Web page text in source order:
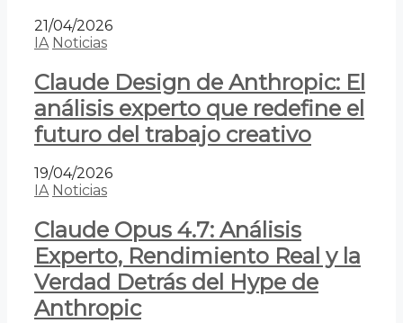
21/04/2026
IA Noticias
Claude Design de Anthropic: El
análisis experto que redefine el
futuro del trabajo creativo
19/04/2026
IA Noticias
Claude Opus 4.7: Análisis
Experto, Rendimiento Real y la
Verdad Detrás del Hype de
Anthropic